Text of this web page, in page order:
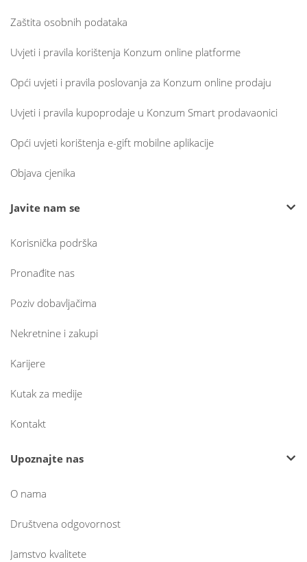
Zaštita osobnih podataka
Uvjeti i pravila korištenja Konzum online platforme
Opći uvjeti i pravila poslovanja za Konzum online prodaju
Uvjeti i pravila kupoprodaje u Konzum Smart prodavaonici
Opći uvjeti korištenja e-gift mobilne aplikacije
Objava cjenika
Javite nam se
Korisnička podrška
Pronađite nas
Poziv dobavljačima
Nekretnine i zakupi
Karijere
Kutak za medije
Kontakt
Upoznajte nas
O nama
Društvena odgovornost
Jamstvo kvalitete